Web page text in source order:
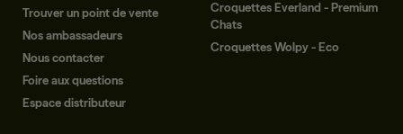
Trouver un point de vente
Nos ambassadeurs
Nous contacter
Foire aux questions
Espace distributeur
Croquettes Everland - Premium
Chats
Croquettes Wolpy - Eco